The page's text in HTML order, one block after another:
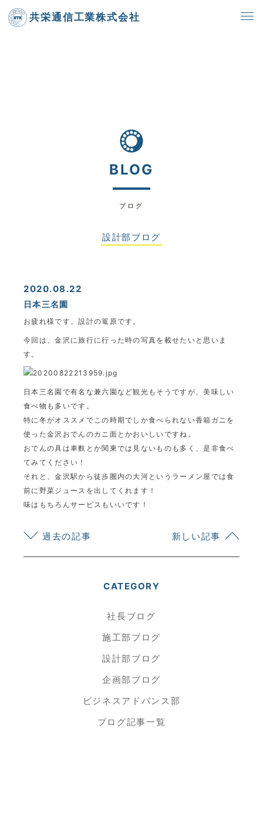
共栄通信工業株式会社
BLOG
ブログ
設計部ブログ
2020.08.22
日本三名園
お疲れ様です。設計の篭原です。
今回は、金沢に旅行に行った時の写真を載せたいと思いま
す。
日本三名園で有名な兼六園など観光もそうですが、美味しい
食べ物も多いです。
特に冬がオススメでこの時期でしか食べられない香箱ガニを
使った金沢おでんのカニ面とかおいしいですね。
おでんの具は車麩とか関東では見ないものも多く、是非食べ
てみてください！
それと、金沢駅から徒歩圏内の大河というラーメン屋では食
前に野菜ジュースを出してくれます！
味はもちろんサービスもいいです！
過去の記事 新しい記事
CATEGORY
社長ブログ
施工部ブログ
設計部ブログ
企画部ブログ
ビジネスアドバンス部
ブログ記事一覧